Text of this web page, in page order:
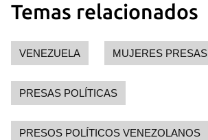
Temas relacionados
VENEZUELA MUJERES PRESAS
PRESAS POLÍTICAS
PRESOS POLÍTICOS VENEZOLANOS